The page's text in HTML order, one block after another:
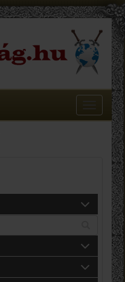
Toggle